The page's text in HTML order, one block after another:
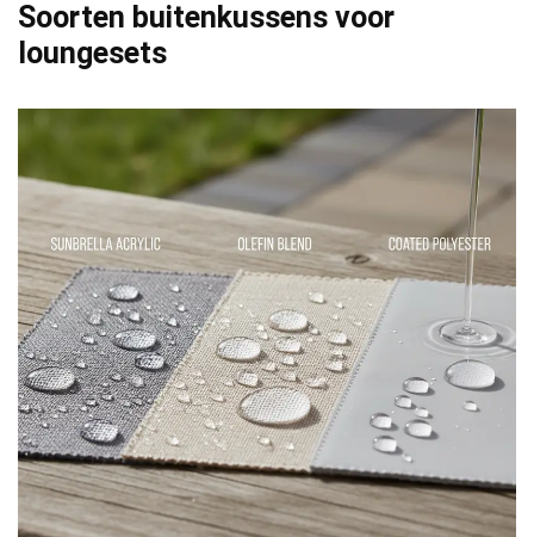
Soorten buitenkussens voor
loungesets